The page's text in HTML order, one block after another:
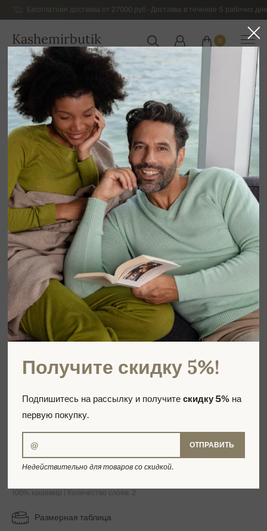
Бесплатная доставка от 27000 руб - Доставка в течение 5 рабочих
Kashemirbutik
РОССИЯ
0
Главная Шикарный кашемировый трикотаж для мужчин
Yoni
100% кашемир | Количество слоев: 2
Размерная таблица
Получите скидку 5%!
Подпишитесь на рассылку и получитескидку 5% на
первую покупку.
ОТПРАВИТЬ
Недействительно для товаров со скидкой.